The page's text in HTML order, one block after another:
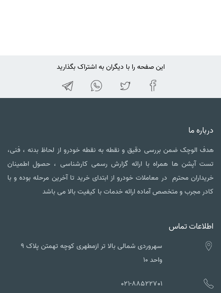
این صفحه را با دیگران به اشتراک بگذارید
درباره ما
هدف الوچک ضمن بررسی دقیق و نقطه به نقطه خودرو از لحاظ بدنه ، فنی،
تست آپشن ها همراه با ارائه گزارش رسمی کارشناسی ، حصول اطمینان
خریداران محترم در معاملات خودرو از ابتدای خرید تا آخرین مرحله بوده و با
کادر مجرب و متخصص آماده ارائه خدمات با کیفیت بالا می باشد
اطلاعات تماس
سهروردی شمالی بالا تر ازمطهری کوچه تهمتن پلاک ۹
واحد ۱۰
021-88522701